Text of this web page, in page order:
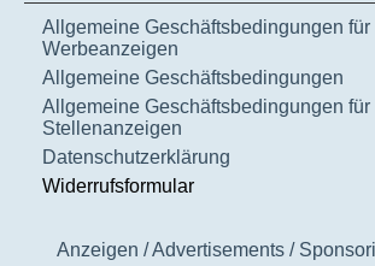
Allgemeine Geschäftsbedingungen für
Werbeanzeigen
Allgemeine Geschäftsbedingungen
Allgemeine Geschäftsbedingungen für
Stellenanzeigen
Datenschutzerklärung
Widerrufsformular
Anzeigen / Advertisements /